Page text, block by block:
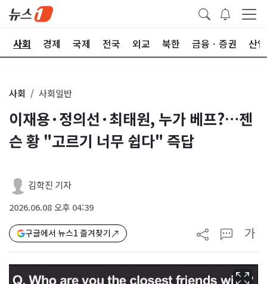
사회 경제 국제 전국 외교 북한 금융ㆍ증권 산업
사회 사회일반
이재용·정의선·최태원, 누가 베프?…젠
슨 황 "고르기 너무 쉽다" 즉답
김학진 기자
2026.06.08 오후 04:39
구글에서 뉴스1 즐겨찾기 가